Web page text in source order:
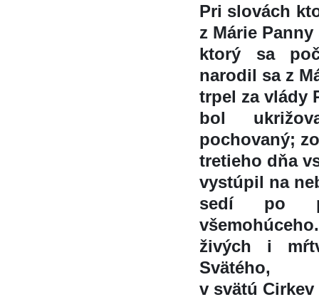
Pri slovách
z Márie
ktorý sa
narodil sa z
trpel za vlády
bol
pochovaný;
tretieho dňa
vystúpil na
sedí po
živých i
Svätého,
v svätú